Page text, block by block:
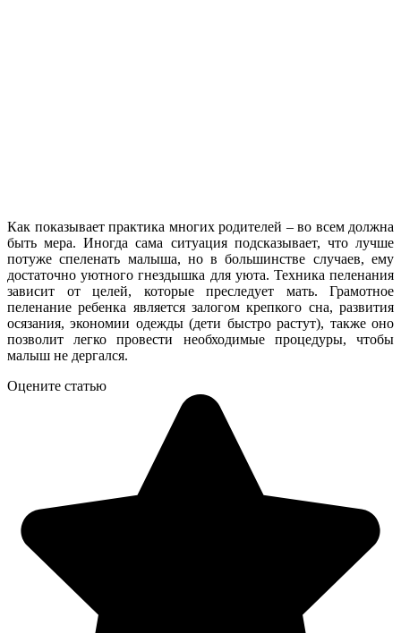
Как показывает практика многих родителей – во всем должна
быть мера. Иногда сама ситуация подсказывает, что лучше
потуже спеленать малыша, но в большинстве случаев, ему
достаточно уютного гнездышка для уюта. Техника пеленания
зависит от целей, которые преследует мать. Грамотное
пеленание ребенка является залогом крепкого сна, развития
осязания, экономии одежды (дети быстро растут), также оно
позволит легко провести необходимые процедуры, чтобы
малыш не дергался.
Оцените статью